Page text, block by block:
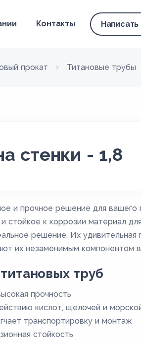
Контакты
прокат Титановые трубы
стенки - 1,8
и прочное решение для вашего
стойкое к коррозии материал
решение. Их удивительная
их незаменимым компонентом
труб
прочность
кислот, щелочей и
транспортировку и монтаж
стойкость